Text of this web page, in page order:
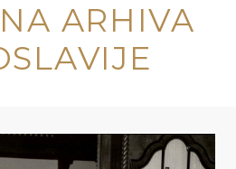
ARHIVA